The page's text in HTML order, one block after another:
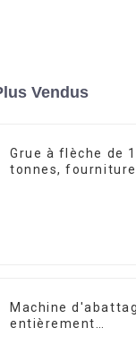
Vendus
Grue à flèche de
tonnes, fourniture
Machine
entièrement